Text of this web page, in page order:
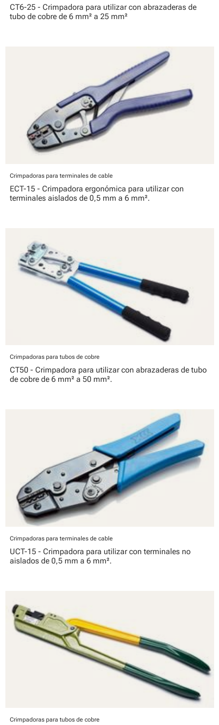
CT6-25 - Crimpadora para utilizar con abrazaderas de
tubo de cobre de 6 mm² a 25 mm²
Crimpadoras para terminales de cable
ECT-15 - Crimpadora ergonómica para utilizar con
terminales aislados de 0,5 mm a 6 mm².
Crimpadoras para tubos de cobre
CT50 - Crimpadora para utilizar con abrazaderas de tubo
de cobre de 6 mm² a 50 mm².
Crimpadoras para terminales de cable
UCT-15 - Crimpadora para utilizar con terminales no
aislados de 0,5 mm a 6 mm².
Crimpadoras para tubos de cobre